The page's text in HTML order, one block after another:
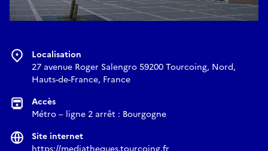
Localisation
27 avenue Roger Salengro 59200 Tourcoing, Nord,
Hauts-de-France, France
Accès
Métro – ligne 2 arrêt : Bourgogne
Site internet